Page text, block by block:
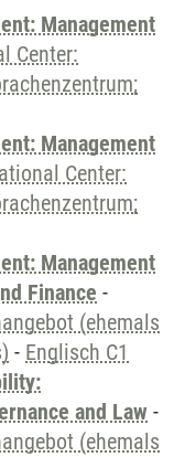
Management
Center:
Management
Center:
Management
Finance -
(ehemals
- Englisch C1
and Law -
(ehemals